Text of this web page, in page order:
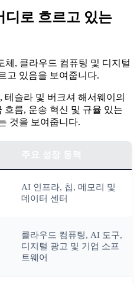
디로 흐르고 있는
체, 클라우드 컴퓨팅 및 디지털
고 있음을 보여줍니다.
테슬라 및 버크셔 해서웨이의
흐름, 운송 혁신 및 규율 있는
것을 보여줍니다.
AI 인프라, 칩, 메모리 및
데이터 센터
클라우드 컴퓨팅, AI 도구,
디지털 광고 및 기업 소프
트웨어